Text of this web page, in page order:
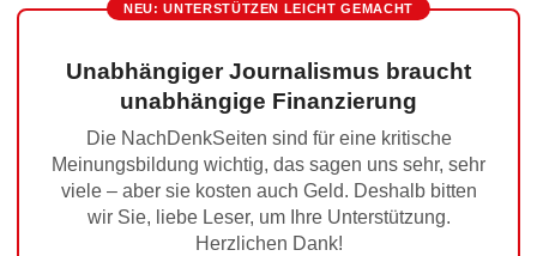
NEU: UNTERSTÜTZEN LEICHT GEMACHT
Unabhängiger Journalismus braucht
unabhängige Finanzierung
Die NachDenkSeiten sind für eine kritische
Meinungsbildung wichtig, das sagen uns sehr, sehr
viele – aber sie kosten auch Geld. Deshalb bitten
wir Sie, liebe Leser, um Ihre Unterstützung.
Herzlichen Dank!